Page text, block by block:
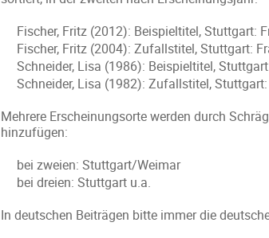
Fischer, Fritz (2012): Beispieltitel, Stuttgart:
Fischer, Fritz (2004): Zufallstitel, Stuttgart:
Schneider, Lisa (1986): Beispieltitel,
Schneider, Lisa (1982): Zufallstitel,
Mehrere Erscheinungsorte werden durch
hinzufügen:
bei zweien: Stuttgart/Weimar
bei dreien: Stuttgart u.a.
In deutschen Beiträgen bitte immer die